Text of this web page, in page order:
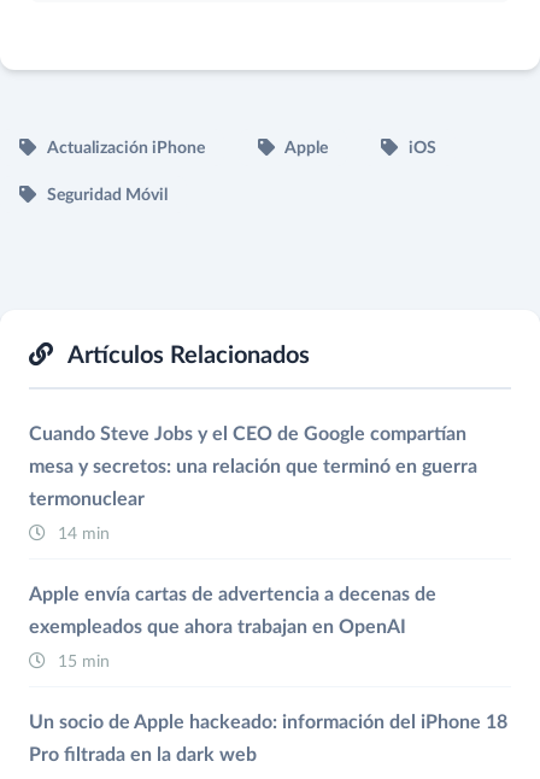
Actualización iPhone Apple iOS
Seguridad Móvil
Artículos Relacionados
Cuando Steve Jobs y el CEO de Google compartían
mesa y secretos: una relación que terminó en guerra
termonuclear
14 min
Apple envía cartas de advertencia a decenas de
exempleados que ahora trabajan en OpenAI
15 min
Un socio de Apple hackeado: información del iPhone 18
Pro filtrada en la dark web